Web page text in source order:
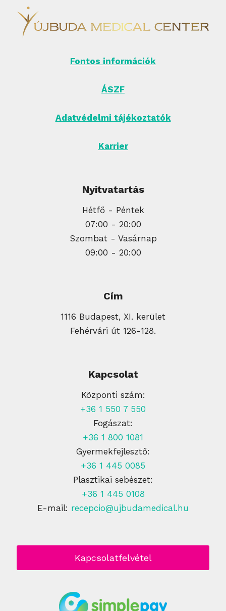
Fontos információk
ÁSZF
Adatvédelmi tájékoztatók
Karrier
Nyitvatartás
Hétfő - Péntek
07:00 - 20:00
Szombat - Vasárnap
09:00 - 20:00
Cím
1116 Budapest, XI. kerület
Fehérvári út 126-128.
Kapcsolat
Központi szám:
+36 1 550 7 550
Fogászat:
+36 1 800 1081
Gyermekfejlesztő:
+36 1 445 0085
Plasztikai sebészet:
+36 1 445 0108
E-mail: recepcio@ujbudamedical.hu
Kapcsolatfelvétel